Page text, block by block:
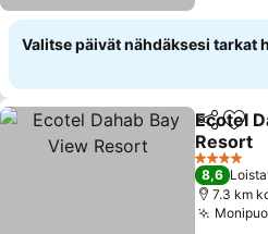
Valitse päivät nähdäksesi tarkat
Jaa
Ecotel
Resort
4
8,6
7.3 km